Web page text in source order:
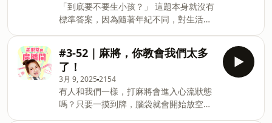
「到底要不要生小孩？」 這題本身就沒有
標準答案，因為隨著年紀不同，對生活期
你們的答案是什麼？歡迎留言分享給我
們！ ______________________________ 美樂蒂
的廣播間第三季 美樂粉絲團：美樂蒂
Melody 美樂IG：runnermelody
Powered by Firstory Hosting
#3-52｜麻將，你教會我們太多
了！
3月 9, 2025 2154
有人和我們一樣，打麻將會進入心流狀態
嗎？只要一摸到牌，腦袋就會開始放空只